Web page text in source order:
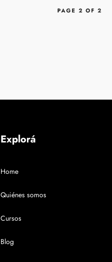
PAGE 2 OF 2
Explorá
Home
Quiénes somos
Cursos
Blog